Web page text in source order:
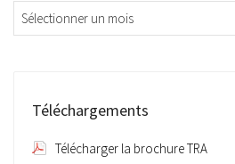
Archives
Téléchargements
Télécharger la brochure TRA